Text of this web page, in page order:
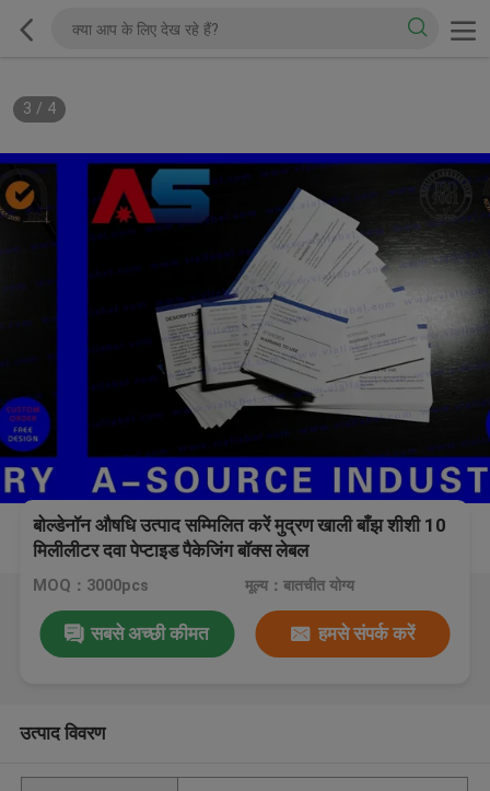
3 / 4
बोल्डेनॉन औषधि उत्पाद सम्मिलित करें मुद्रण खाली बाँझ शीशी 10
मिलीलीटर दवा पेप्टाइड पैकेजिंग बॉक्स लेबल
MOQ：3000pcs मूल्य：बातचीत योग्य
सबसे अच्छी कीमत हमसे संपर्क करें
उत्पाद विवरण